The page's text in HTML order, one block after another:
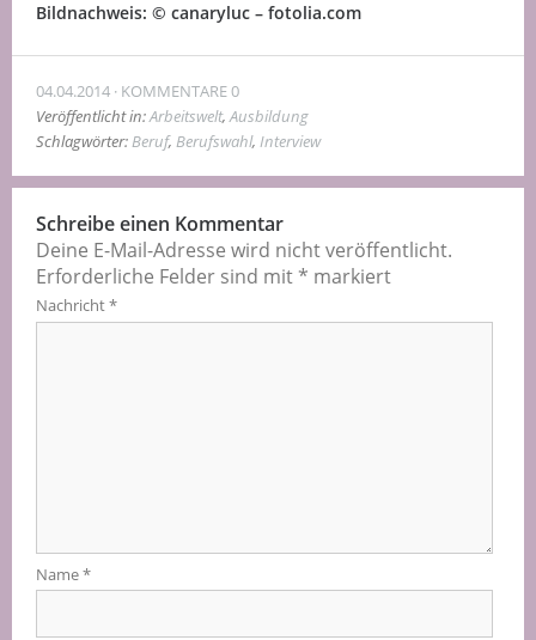
Bildnachweis: © canaryluc – fotolia.com
04.04.2014 KOMMENTARE 0
Veröffentlicht in:Arbeitswelt, Ausbildung
Schlagwörter: Beruf, Berufswahl, Interview
Schreibe einen Kommentar
Deine E-Mail-Adresse wird nicht veröffentlicht.
Erforderliche Felder sind mit * markiert
Nachricht*
Name*